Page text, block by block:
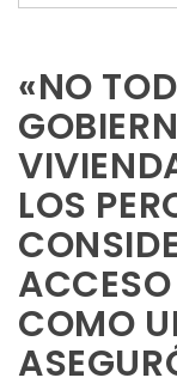
«NO
LOS
COMO